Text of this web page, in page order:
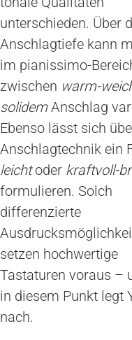
unterschieden. Über
Anschlagtiefe kann
im pianissimo-
zwischen warm-
solidemAnschlag
Ebenso lässt sich
Anschlagtechnik ein
leichtoder kraftvoll-
formulieren. Solch
differenzierte
setzen hochwertige
Tastaturen voraus –
in diesem Punkt legt
nach.